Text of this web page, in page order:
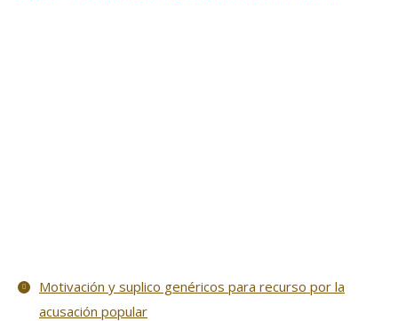
Motivación y suplico genéricos para recurso por la
acusación popular